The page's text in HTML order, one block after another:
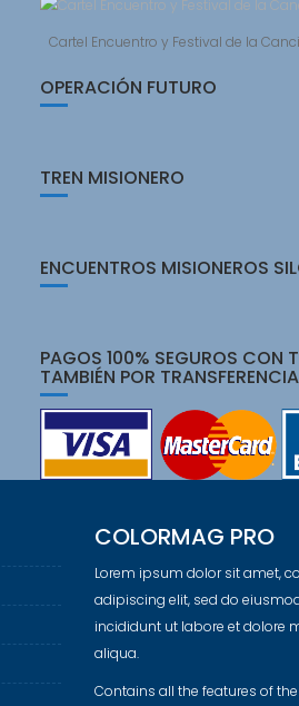
Cartel Encuentro y Festival de la
OPERACIÓN FUTURO
TREN MISIONERO
ENCUENTROS MISIONEROS
PAGOS 100% SEGUROS CON
TAMBIÉN POR TRANSFERENCIA
COLORMAG PRO
Lorem ipsum dolor sit amet,
adipiscing elit, sed do
incididunt ut labore et dolore
aliqua.
Contains all the features of